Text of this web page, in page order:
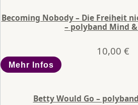
Becoming Nobody – Die Freiheit
– polyband Mind
10,00 €
Mehr Infos
Betty Would Go –